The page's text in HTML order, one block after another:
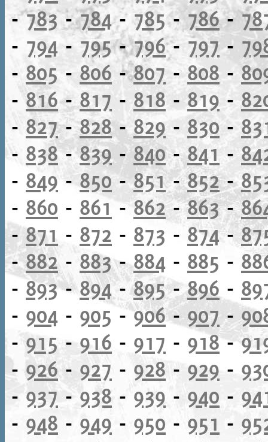
-783-784- 785-786-
- 794 - 795-796- 797-
- 805- 806 -807-808 -
-816-817 - 818- 819 -
- 827-828- 829- 830 -
- 838-839-840-841-
- 849 -850-851-852-
- 860 - 861-862-863-
-871 - 872 - 873 - 874-
-882 -883-884 - 885 -
- 893-894-895-896 -
- 904 - 905 -906- 907-
-915 - 916 - 917 - 918-
-926- 927 - 928- 929 -
- 937-938 - 939 - 940 -
- 948 - 949 - 950 - 951 -